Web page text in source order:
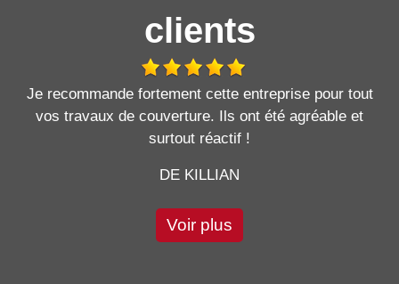
clients
Je recommande fortement cette entreprise pour tout
vos travaux de couverture. Ils ont été agréable et
surtout réactif !
DE KILLIAN
Voir plus